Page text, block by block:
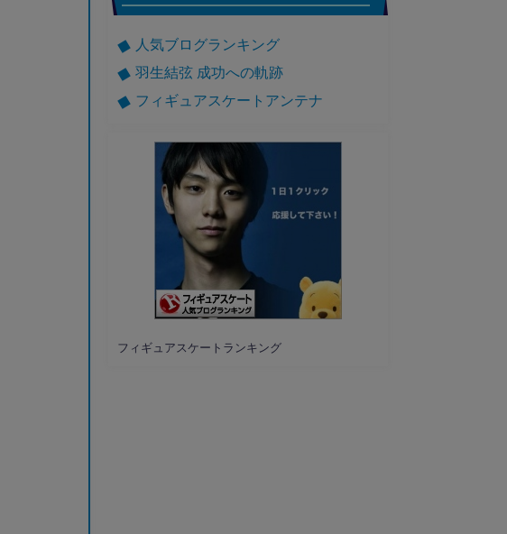
人気ブログランキング
羽生結弦 成功への軌跡
フィギュアスケートアンテナ
フィギュアスケートランキング